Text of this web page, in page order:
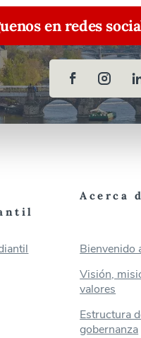
en redes
Acerca
Bienvenido
Visión,
valores
Estructura
gobernanza